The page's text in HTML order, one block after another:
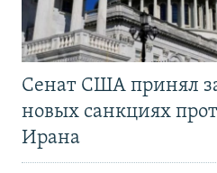
Сенат США принял
новых санкциях
Ирана